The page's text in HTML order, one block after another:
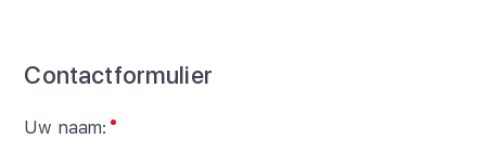
Contactformulier
Uw naam: